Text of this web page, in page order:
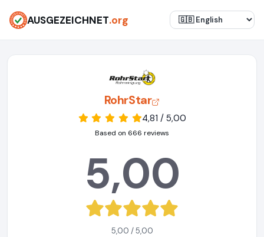
AUSGEZEICHNET.org
RohrStar
4,81 / 5,00
Based on 666 reviews
5,00
5,00 / 5,00